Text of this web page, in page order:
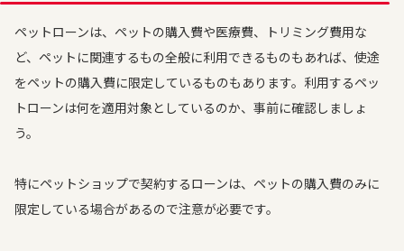
ペットローンは、ペットの購入費や医療費、トリミング費用な
ど、ペットに関連するもの全般に利用できるものもあれば、使途
をペットの購入費に限定しているものもあります。利用するペッ
トローンは何を適用対象としているのか、事前に確認しましょ
う。
特にペットショップで契約するローンは、ペットの購入費のみに
限定している場合があるので注意が必要です。